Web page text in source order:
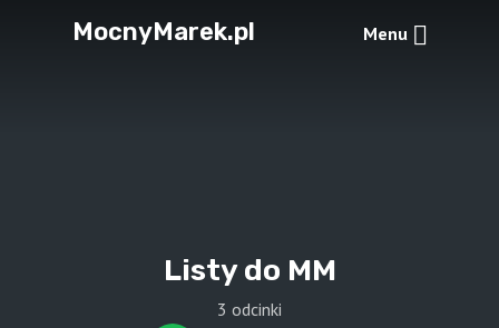
MocnyMarek.pl Menu
Listy do MM
3 odcinki